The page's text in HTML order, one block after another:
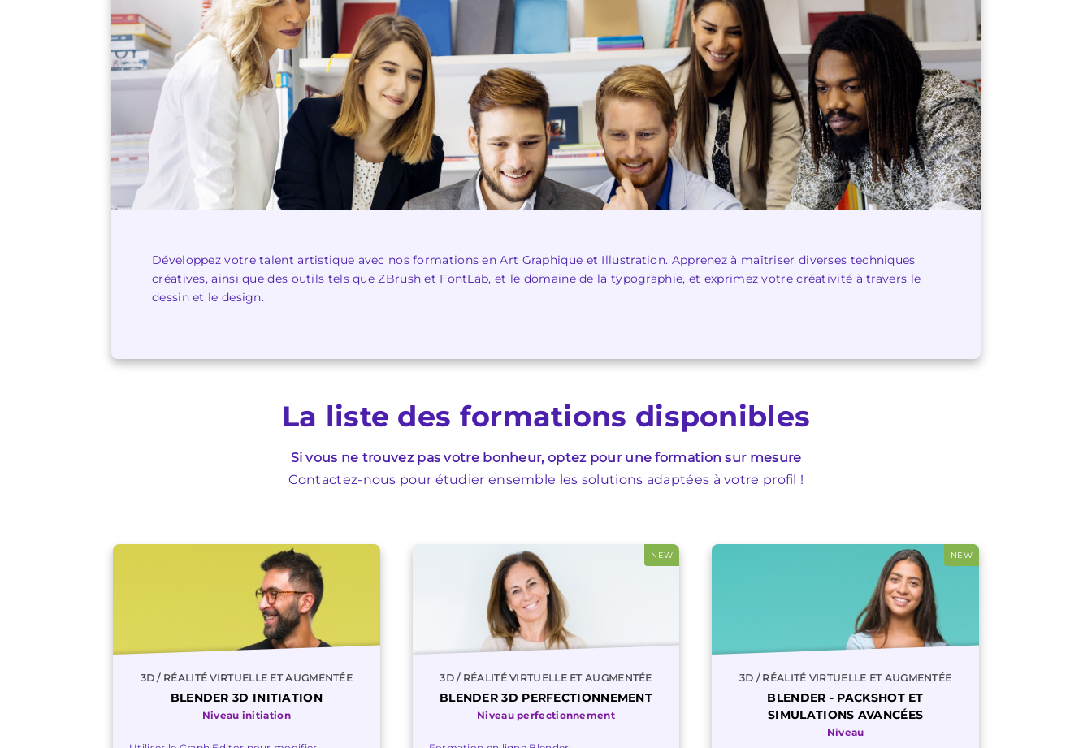
Développez votre talent artistique avec nos formations en Art Graphique et Illustration. Apprenez à maîtriser diverses techniques
créatives, ainsi que des outils tels que ZBrush et FontLab, et le domaine de la typographie, et exprimez votre créativité à travers le
dessin et le design.
La liste des formations disponibles
Si vous ne trouvez pas votre bonheur, optez pour une formation sur mesure
Contactez-nous pour étudier ensemble les solutions adaptées à votre profil !
3D / RÉALITÉ VIRTUELLE ET AUGMENTÉE
BLENDER 3D INITIATION
Niveau initiation
NEW
3D / RÉALITÉ VIRTUELLE ET AUGMENTÉE
BLENDER 3D PERFECTIONNEMENT
Niveau perfectionnement
NEW
3D / RÉALITÉ VIRTUELLE ET AUGMENTÉE
BLENDER - PACKSHOT ET
SIMULATIONS AVANCÉES
Niveau